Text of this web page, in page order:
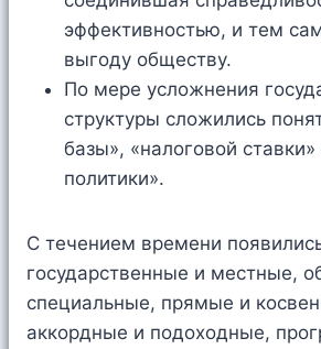
эффективностью, и тем
выгоду обществу.
По мере усложнения
структуры сложились
базы», «налоговой
политики».
С течением времени
государственные и местные,
специальные, прямые и
аккордные и подоходные,